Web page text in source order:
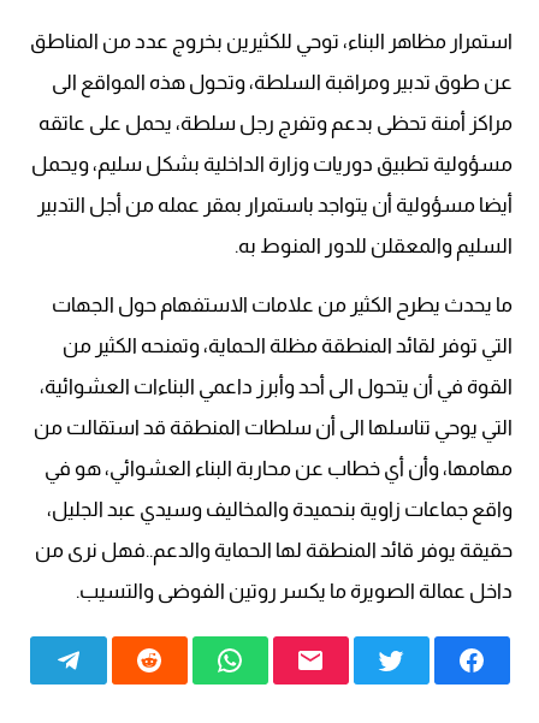
استمرار مظاهر البناء، توحي للكثيرين بخروج عدد من المناطق
عن طوق تدبير ومراقبة السلطة، وتحول هذه المواقع الى
مراكز أمنة تحظى بدعم وتفرج رجل سلطة، يحمل على عاتقه
مسؤولية تطبيق دوريات وزارة الداخلية بشكل سليم، ويحمل
أيضا مسؤولية أن يتواجد باستمرار بمقر عمله من أجل التدبير
السليم والمعقلن للدور المنوط به.
ما يحدث يطرح الكثير من علامات الاستفهام حول الجهات
التي توفر لقائد المنطقة مظلة الحماية، وتمنحه الكثير من
القوة في أن يتحول الى أحد وأبرز داعمي البناءات العشوائية،
التي يوحي تناسلها الى أن سلطات المنطقة قد استقالت من
مهامها، وأن أي خطاب عن محاربة البناء العشوائي، هو في
واقع جماعات زاوية بنحميدة والمخاليف وسيدي عبد الجليل،
حقيقة يوفر قائد المنطقة لها الحماية والدعم..فهل نرى من
داخل عمالة الصويرة ما يكسر روتين الفوضى والتسيب.